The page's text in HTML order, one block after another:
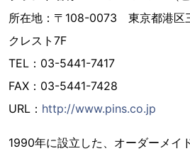
所在地：〒108-0073 東京都港
クレスト7F
TEL：03-5441-7417
FAX：03-5441-7428
URL： http://www.pins.co.jp
1990年に設立した、オーダーメイ